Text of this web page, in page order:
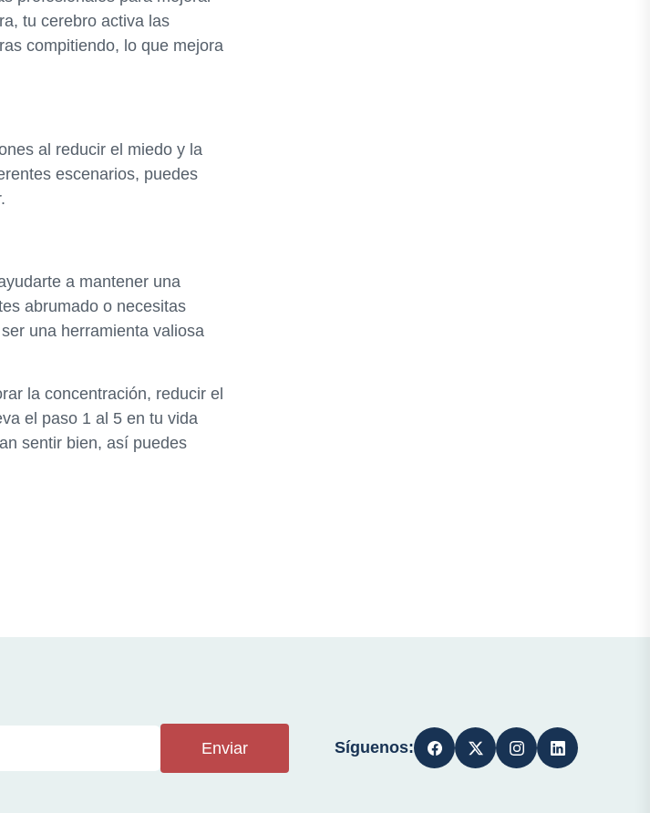
tu cerebro activa las
compitiendo, lo que mejora
al reducir el miedo y la
escenarios, puedes
a mantener una
abrumado o necesitas
una herramienta valiosa
la concentración, reducir el
el paso 1 al 5 en tu vida
sentir bien, así puedes
Enviar Síguenos: